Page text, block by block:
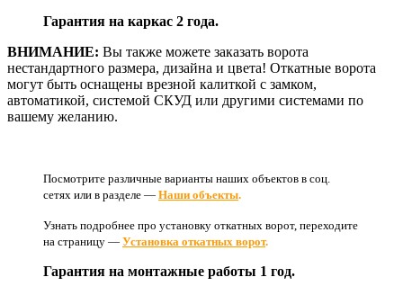
Гарантия на каркас 2 года.
ВНИМАНИЕ: Вы также можете заказать ворота
нестандартного размера, дизайна и цвета! Откатные ворота
могут быть оснащены врезной калиткой с замком,
автоматикой, системой СКУД или другими системами по
вашему желанию.
Посмотрите различные варианты наших объектов в соц.
сетях или в разделе — Наши объекты.
Узнать подробнее про установку откатных ворот, переходите
на страницу — Установка откатных ворот.
Гарантия на монтажные работы 1 год.